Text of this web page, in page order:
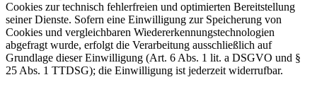
Cookies zur technisch fehlerfreien und optimierten Bereitstellung
seiner Dienste. Sofern eine Einwilligung zur Speicherung von
Cookies und vergleichbaren Wiedererkennungstechnologien
abgefragt wurde, erfolgt die Verarbeitung ausschließlich auf
Grundlage dieser Einwilligung (Art. 6 Abs. 1 lit. a DSGVO und §
25 Abs. 1 TTDSG); die Einwilligung ist jederzeit widerrufbar.